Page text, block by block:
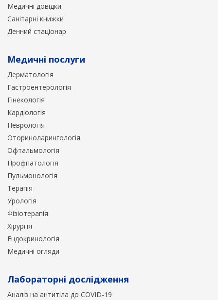
Медичні довідки
Санітарні книжки
Денний стаціонар
Медичні послуги
Дерматологія
Гастроентерологія
Гінекологія
Кардіологія
Неврологія
Оториноларингологія
Офтальмологія
Профпатологія
Пульмонологія
Терапія
Урологія
Фізіотерапія
Хірургія
Ендокринологія
Медичні огляди
Лабораторні дослідження
Аналіз на антитіла до COVID-19